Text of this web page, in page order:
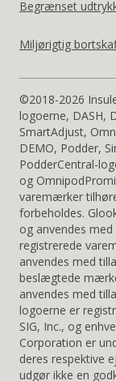
Begrænset
Miljørigtig
©2018-2026
logoerne, DASH,
SmartAdjust,
DEMO, Podder,
PodderCentral-
og
varemærker
forbeholdes.
og anvendes
registrerede
anvendes med
beslægtede
anvendes med
logoerne er
SIG, Inc., og
Corporation er
deres respektive
udgør ikke en